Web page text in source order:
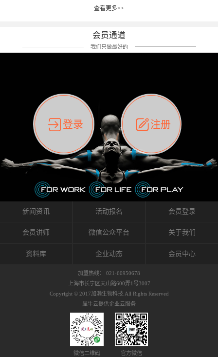
前后后居家近30天左右，感觉日子都日夜颠倒
痛影响走路。当天疼痛部贴了EDF和胃十字，膝
关节贴了半月板贴布。第2天第12肋部的EDF和
消失，贴布也没有出现进一步瘙痒过敏。而膝
关节的半月板贴布张力用的100%，但自始至终
它都很坚强的贴着，没有出现过任何瘙痒的迹
象。不同的条件下，同一个身体，不同的部位
皮肤的敏感度也有不同。因此我们KINESIO要做
的，是在研发生产过程中竭尽全力的降低致敏
性，减少贴布本身带来的致敏率。那到底是什
么原因引起的过敏瘙痒呢？我整理了以下内容
仅供大家参考，希望能给予大家帮助。首先我
们分析解剖下过敏的原因，然后简说一下
KINESIO贴布贴扎后预防应对。我把导致过敏的
原因，简单分为外因和内因。外因1，贴布贴布
括：1）面料的伸展率、回缩率、纤维的刺激
能会给皮肤带来过度的刺激，从而引起过敏瘙
扎疗法）的效果是通过创造一个环境，使每种
以激发身体的自然愈合能力。 通常，药物会削
弱细胞因子的作用，单方面还会引起副作用的
症状。 与此相比，Kinesio肌内效贴创造了细
的控制仍有许多未知。 细胞因子是一种酵素，
各种各样的酵素起着适当的作用，为细胞创造
了适合居住的环境。 在现代医学上，这种细胞
因子是一种酶的观点往往被否定，但在体内有
有毒细菌和无毒细菌，它们起着保持身体平衡
的作用。 Kinesio肌内效贴不像药物那样在短时
间内表现出症状，而是通过花费时间创造一个
对身体没有伤害（副作用等）的环境来减轻症
状。 但是，由于营养、精神、运动的平衡被破
坏，各种细胞就会发生病态变化。 在一定的状
态下，细胞因子会自动捕捉异常，并在细胞之
间传递适当的修复信息。可以收集各自所需的
因子级联；细胞因子的连锁反应）。 如果这种
者甚至提供不需要的物质。 因此，身体所需的
自然愈合能力不仅不能发挥作用，反而会造成
恶化的环境。Kinesio肌内效贴的作用，就是解
决这些问题。 KinesioTaping ® （Kinesio贴扎
疗法）的概念是空（空间），动（流动），冷
（抑制热的上升），为了实现这些，贴布的质
作出来。 特别地，Kinesio Medical
Tappling®（Kinesio医疗贴扎）通过从皮肤表面
长时间给予适...
组织:肌肉，肌腱，韧带（主要围绕有问题的关
状，而是指贴布本身很重量，以及贴布刺激的
类型。贴布的应用充分利用了体内由间质液组
成的自然流体力学的流体层。这种轻微的刺激
间，还可以在单片贴布上提供支持和深度刺
激。通过对间质液的适当控制，可以连接皮下
筋膜，对关节进行非常轻柔的刺激，增加患部
的治疗区域。 snowflake“雪花”贴布不会妨碍皮
肤上下左右运动，有效的辅助修复关节周围组
织的筋膜。它可以作用于关节或肌肉表面，释
放压力，刺激深层筋膜。“雪花”贴扎疗法是一
种可以改变肌肉、筋膜和间质液之间自然流动
关系的方法。 间质液间质被称为人体的新器
官。研究人员认为，整个身体的网络是由坚韧
且柔软的蛋白质结构所支撑的相互连接的充满
流体的空间构成的。如果作为脏器，这是人体
最大的脏器，约占体重的20%（相比之下，皮
内流通，有助于细胞的再生和恢复。“1”“雪花”
周围进行轻柔的刺激，改善受影响的关节和肌
到辅助修复损伤组织的作用。对组织的营养供
膜，韧带和关节周围皮下组织的关节囊。 流
体力学理论加濑博士-Kinesio肌内效贴布的发明
人流体力学理论是以对日常生活产生反复影响
的纤细筋膜的性质为焦点。 筋膜容易受到外部
查看更多>>
会员通道
我们只做最好的
登录 注册
新闻资讯 活动报名 会员登录
会员讲师 微信公众平台 关于我们
资料库 企业动态 会员中心
加盟热线： 021-60950678
上海市长宁区天山路600弄1号3007
Copyright © 2017加濑生物科技.All Rights Reserved
犀牛云提供企业云服务
微信二维码 官方微信